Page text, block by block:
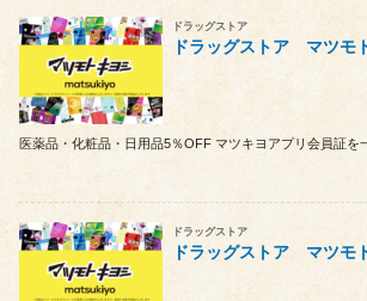
ドラッグストア
ドラッグストア マツモ
医薬品・化粧品・日用品5％OFF マツキヨアプリ会員証を
ドラッグストア
ドラッグストア マツモ